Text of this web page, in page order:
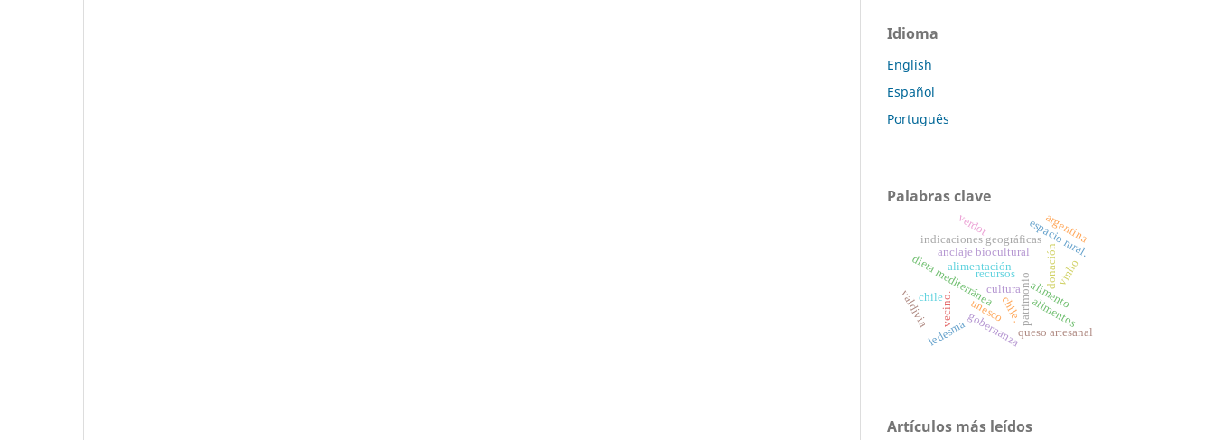
Idioma
English
Español
Português
Palabras clave
alimentación
patrimonio
cultura
unesco
dieta mediterránea alimento
donación
vecino.
gobernanza
anclaje biocultural
recursos
espacio rural.
indicaciones geográficasargentina
queso artesanal
chile.
chile
verdot
valdivia
ledesma
alimentos
vinho
Artículos más leídos